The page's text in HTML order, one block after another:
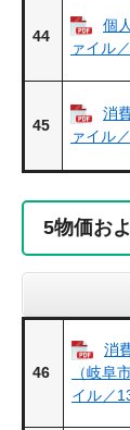
44
個
ァイル
45
消
ァイル
5物価お
46
消
（岐阜
イル／